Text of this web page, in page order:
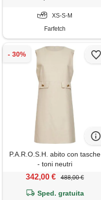
XS-S-M
Farfetch
P.A.R.O.S.H. abito con tasche
- toni neutri
342,00 € 488,00 €
Sped. gratuita